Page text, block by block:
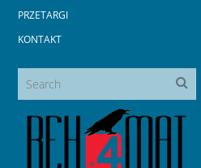
PRZETARGI
KONTAKT